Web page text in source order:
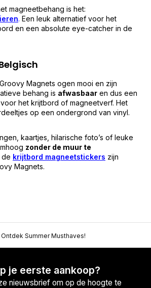
magneetbehang is het:
. Een leuk alternatief voor het
en een absolute eye-catcher in de
Magnets ogen mooi en zijn
behang is afwasbaar en dus een
het krijtbord of magneetverf. Het
op een ondergrond van vinyl.
kaartjes, hilarische foto’s of leuke
zonder de muur te
de krijtbord magneetstickers zijn
Magnets.
Ontdek Summer Musthaves!
je eerste aankoop?
nieuwsbrief om op de hoogte te